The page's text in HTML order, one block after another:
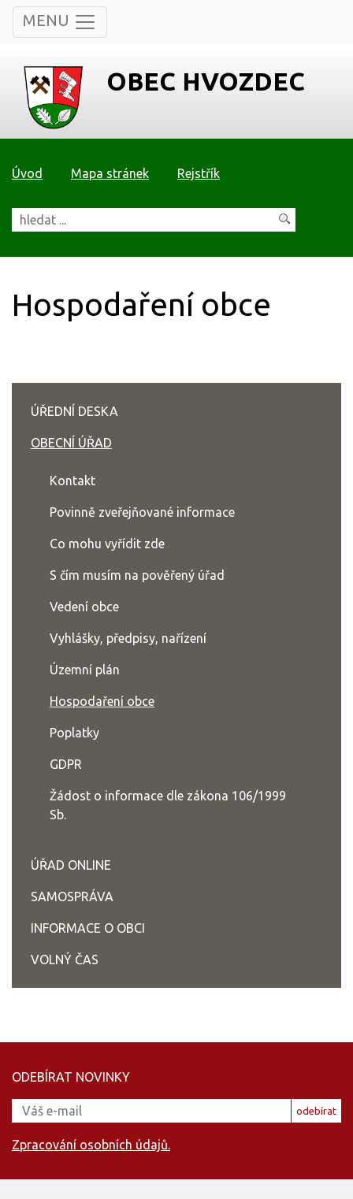
MENU
OBEC HVOZDEC
Úvod Mapa stránek Rejstřík
Hospodaření obce
ÚŘEDNÍ DESKA
OBECNÍ ÚŘAD
Kontakt
Povinně zveřejňované informace
Co mohu vyřídit zde
S čím musím na pověřený úřad
Vedení obce
Vyhlášky, předpisy, nařízení
Územní plán
Hospodaření obce
Poplatky
GDPR
Žádost o informace dle zákona 106/1999
Sb.
ÚŘAD ONLINE
SAMOSPRÁVA
INFORMACE O OBCI
VOLNÝ ČAS
ODEBÍRAT NOVINKY
odebírat
Zpracování osobních údajů.